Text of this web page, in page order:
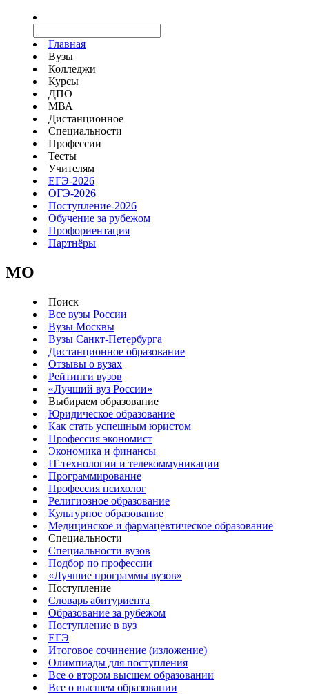
Главная
Вузы
Колледжи
Курсы
ДПО
МВА
Дистанционное
Специальности
Профессии
Тесты
Учителям
ЕГЭ-2026
ОГЭ-2026
Поступление-2026
Обучение за рубежом
Профориентация
Партнёры
MO
Поиск
Все вузы России
Вузы Москвы
Вузы Санкт-Петербурга
Дистанционное образование
Отзывы о вузах
Рейтинги вузов
«Лучший вуз России»
Выбираем образование
Юридическое образование
Как стать успешным юристом
Профессия экономист
Экономика и финансы
IT-технологии и телекоммуникации
Программирование
Профессия психолог
Религиозное образование
Культурное образование
Медицинское и фармацевтическое образование
Специальности
Специальности вузов
Подбор по профессии
«Лучшие программы вузов»
Поступление
Словарь абитуриента
Образование за рубежом
Поступление в вуз
ЕГЭ
Итоговое сочинение (изложение)
Олимпиады для поступления
Все о втором высшем образовании
Все о высшем образовании